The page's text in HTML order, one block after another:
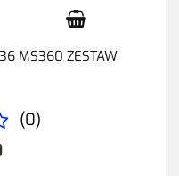
MS360 ZESTAW
(0)